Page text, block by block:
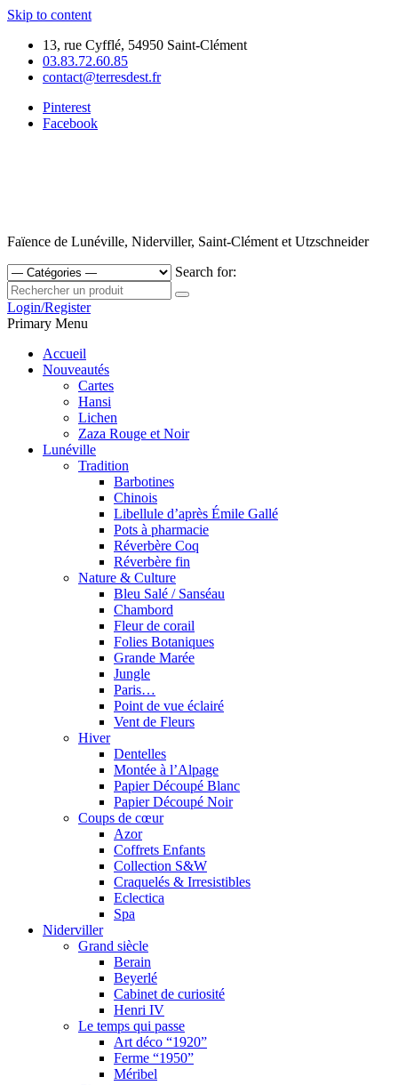
Skip to content
13, rue Cyfflé, 54950 Saint-Clément
03.83.72.60.85
contact@terresdest.fr
Pinterest
Facebook
Faïence de Lunéville, Niderviller, Saint-Clément et Utzschneider
Search for:
Login/Register
Primary Menu
Accueil
Nouveautés
Cartes
Hansi
Lichen
Zaza Rouge et Noir
Lunéville
Tradition
Barbotines
Chinois
Libellule d’après Émile Gallé
Pots à pharmacie
Réverbère Coq
Réverbère fin
Nature & Culture
Bleu Salé / Sanséau
Chambord
Fleur de corail
Folies Botaniques
Grande Marée
Jungle
Paris…
Point de vue éclairé
Vent de Fleurs
Hiver
Dentelles
Montée à l’Alpage
Papier Découpé Blanc
Papier Découpé Noir
Coups de cœur
Azor
Coffrets Enfants
Collection S&W
Craquelés & Irresistibles
Eclectica
Spa
Niderviller
Grand siècle
Berain
Beyerlé
Cabinet de curiosité
Henri IV
Le temps qui passe
Art déco “1920”
Ferme “1950”
Méribel